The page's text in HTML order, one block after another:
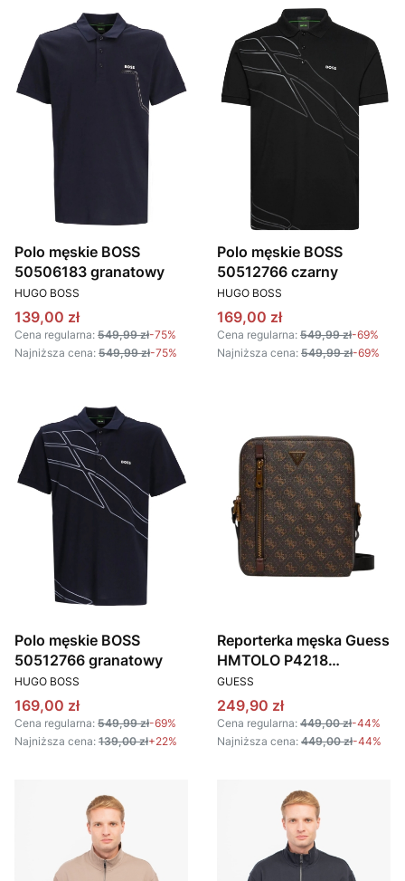
Polo męskie BOSS
50506183 granatowy
PRODUCENT
HUGO BOSS
Cena promocyjna
139,00 zł
Cena regularna: 549,99 zł-75%
Najniższa cena: 549,99 zł-75%
Polo męskie BOSS
50512766 czarny
PRODUCENT
HUGO BOSS
Cena promocyjna
169,00 zł
Cena regularna: 549,99 zł-69%
Najniższa cena: 549,99 zł-69%
Polo męskie BOSS
50512766 granatowy
PRODUCENT
HUGO BOSS
Cena promocyjna
169,00 zł
Cena regularna: 549,99 zł-69%
Najniższa cena: 139,00 zł+22%
Reporterka męska Guess
HMTOLO P4218
brązowy
PRODUCENT
GUESS
Cena promocyjna
249,90 zł
Cena regularna: 449,00 zł-44%
Najniższa cena: 449,00 zł-44%